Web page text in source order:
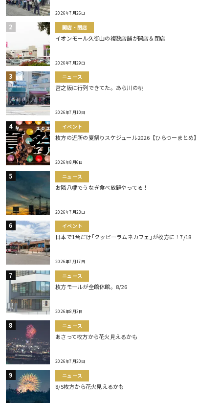
2026年7月26日
開店・閉店
イオンモール久御山の複数店舗が開店＆閉店
2026年7月29日
ニュース
宮之阪に行列できてた。あら川の桃
2026年7月10日
イベント
枚方の近所の夏祭りスケジュール2026【ひらつーまとめ】
2026年8月6日
ニュース
お隣八幡でうなぎ食べ放題やってる！
2026年7月23日
イベント
日本で1台だけ｢クッピーラムネカフェ｣が枚方に！7/18
2026年7月17日
ニュース
枚方モールが全館休館。8/26
2026年8月3日
ニュース
あさって枚方から花火見えるかも
2026年7月20日
ニュース
8/5枚方から花火見えるかも